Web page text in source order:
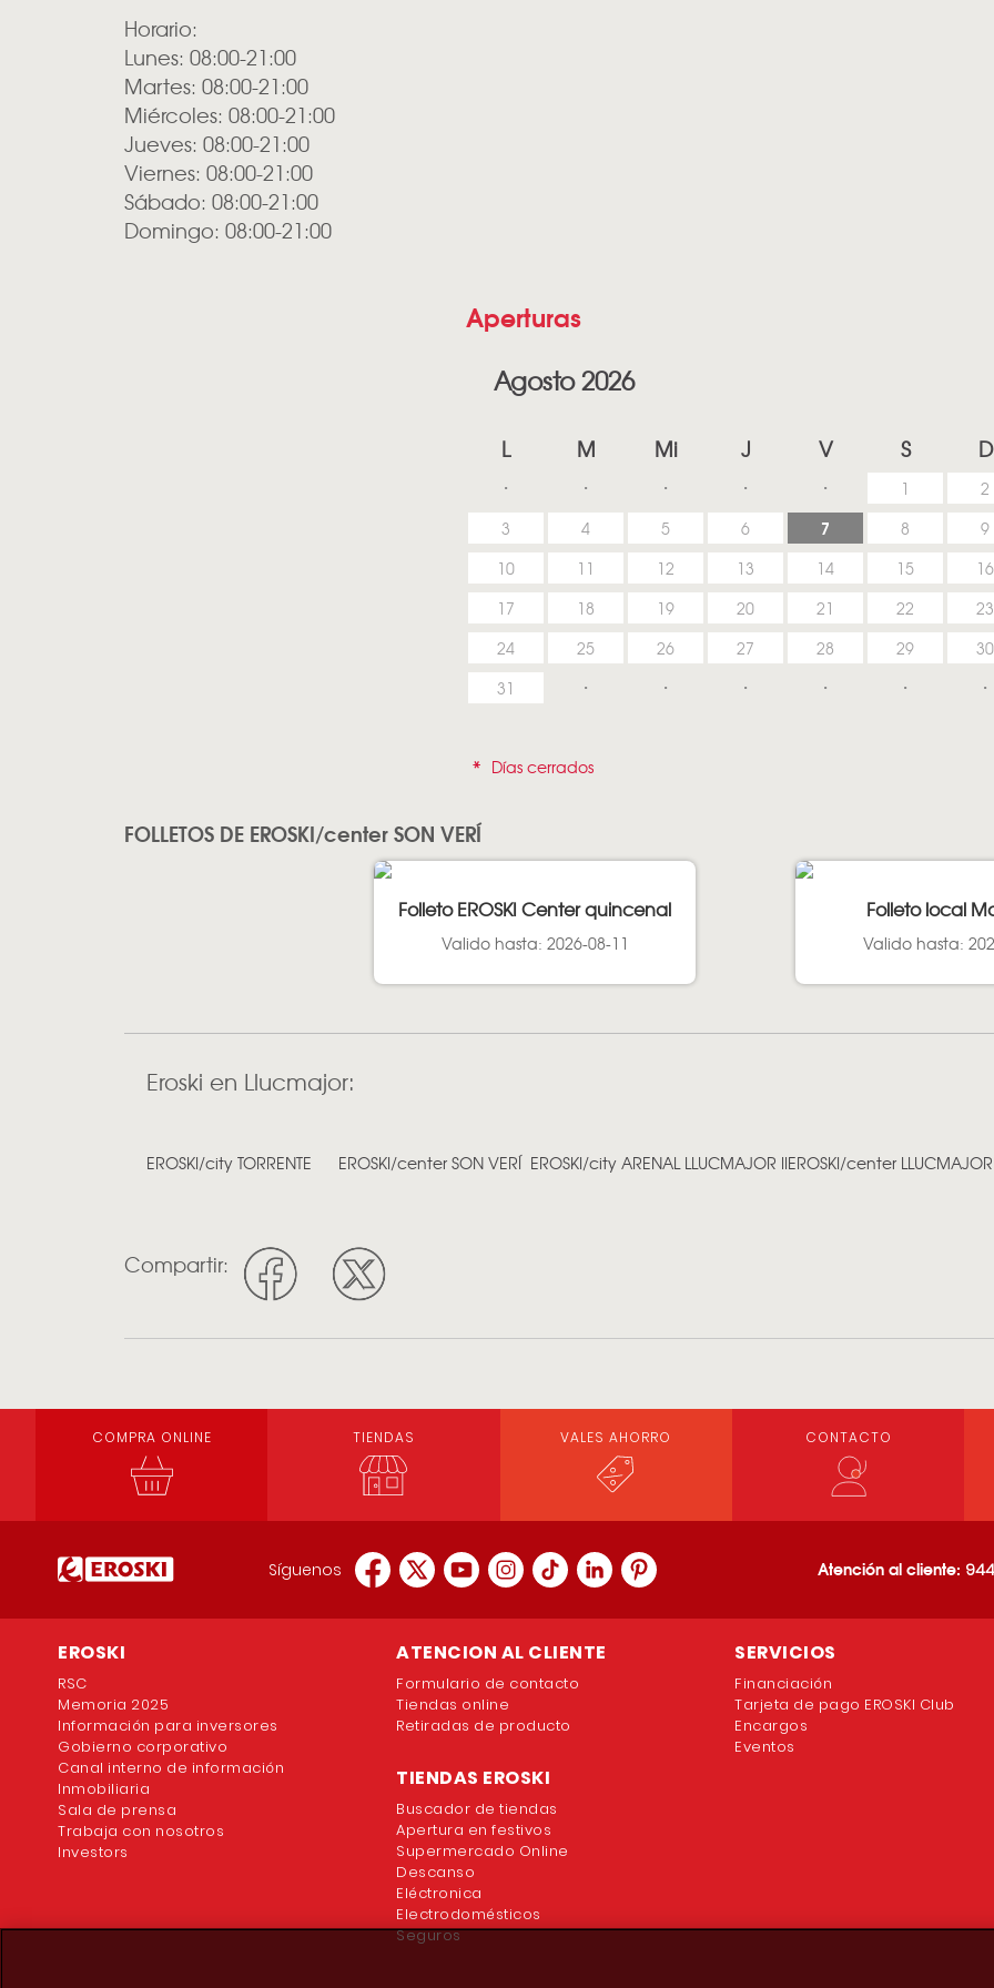
Horario:
Lunes: 08:00-21:00
Martes: 08:00-21:00
Miércoles: 08:00-21:00
Jueves: 08:00-21:00
Viernes: 08:00-21:00
Sábado: 08:00-21:00
Domingo: 08:00-21:00
Aperturas
Agosto 2026
L M Mi J V S D
1
2
3
4 5 6 7 8
9
10
11 12 13 14 15
16
17
18 19 20 21 22
23
24
25 26 27 28 29
30
31
* Días cerrados
FOLLETOS DE EROSKI/center SON VERÍ
Folleto EROSKI Center quincenal
Valido hasta: 2026-08-11
Folleto local
Valido hasta:
Eroski en Llucmajor:
EROSKI/city TORRENTE EROSKI/center SON VERÍ EROSKI/city ARENAL LLUCMAJOR IIEROSKI/center LLUCMAJOR
Compartir:
COMPRA ONLINE TIENDAS VALES AHORRO CONTACTO
Síguenos Atención al cliente:
EROSKI
RSC
Memoria 2025
Información para inversores
Gobierno corporativo
Canal interno de información
Inmobiliaria
Sala de prensa
Trabaja con nosotros
Investors
ATENCION AL CLIENTE
Formulario de contacto
Tiendas online
Retiradas de producto
TIENDAS EROSKI
Buscador de tiendas
Apertura en festivos
Supermercado Online
Descanso
Eléctronica
Electrodomésticos
Seguros
SERVICIOS
Financiación
Tarjeta de pago EROSKI Club
Encargos
Eventos